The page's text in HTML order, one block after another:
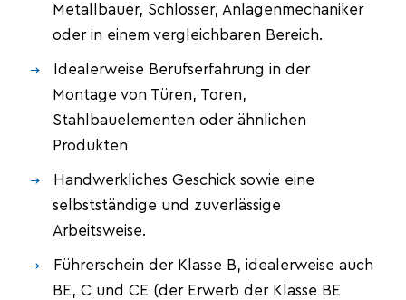
Metallbauer, Schlosser, Anlagenmechaniker
oder in einem vergleichbaren Bereich.
Idealerweise Berufserfahrung in der
Montage von Türen, Toren,
Stahlbauelementen oder ähnlichen
Produkten
Handwerkliches Geschick sowie eine
selbstständige und zuverlässige
Arbeitsweise.
Führerschein der Klasse B, idealerweise auch
BE, C und CE (der Erwerb der Klasse BE